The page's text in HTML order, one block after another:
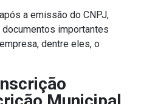
a emissão do CNPJ,
importantes
dentre eles, o